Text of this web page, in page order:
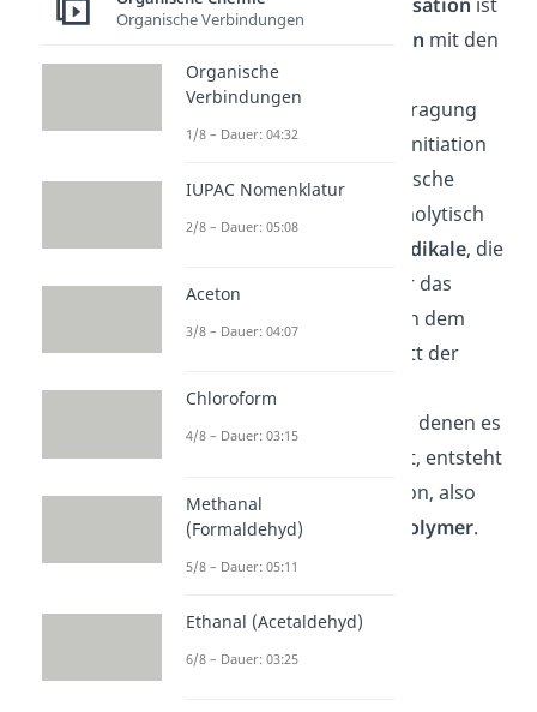
Kettenpolymerisation mit den
4 Teilschritten
Propagation, Kettenübertragung
und Termination. Bei der Initiation
entstehen durch homolytische
Spaltung und meist thermolytisch
Radikale, die
dann mit einem Monomer das
Starterradikal bilden. Nach dem
Kettenwachstum im Schritt der
Propagation und
Kettenübertragungen, bei denen es
zu Verzweigungen kommt, entsteht
am Ende durch Termination, also
Abbruchreaktionen, ein
Polymer.
Organische Verbindungen
Organische
Verbindungen
1/8 – Dauer: 04:32
IUPAC Nomenklatur
2/8 – Dauer: 05:08
Aceton
3/8 – Dauer: 04:07
Chloroform
4/8 – Dauer: 03:15
Methanal
(Formaldehyd)
5/8 – Dauer: 05:11
Ethanal (Acetaldehyd)
6/8 – Dauer: 03:25